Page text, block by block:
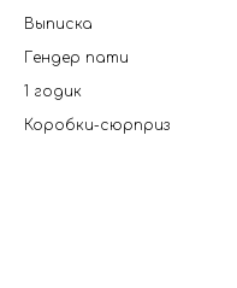
Выписка
Гендер пати
1 годик
Коробки-сюрприз